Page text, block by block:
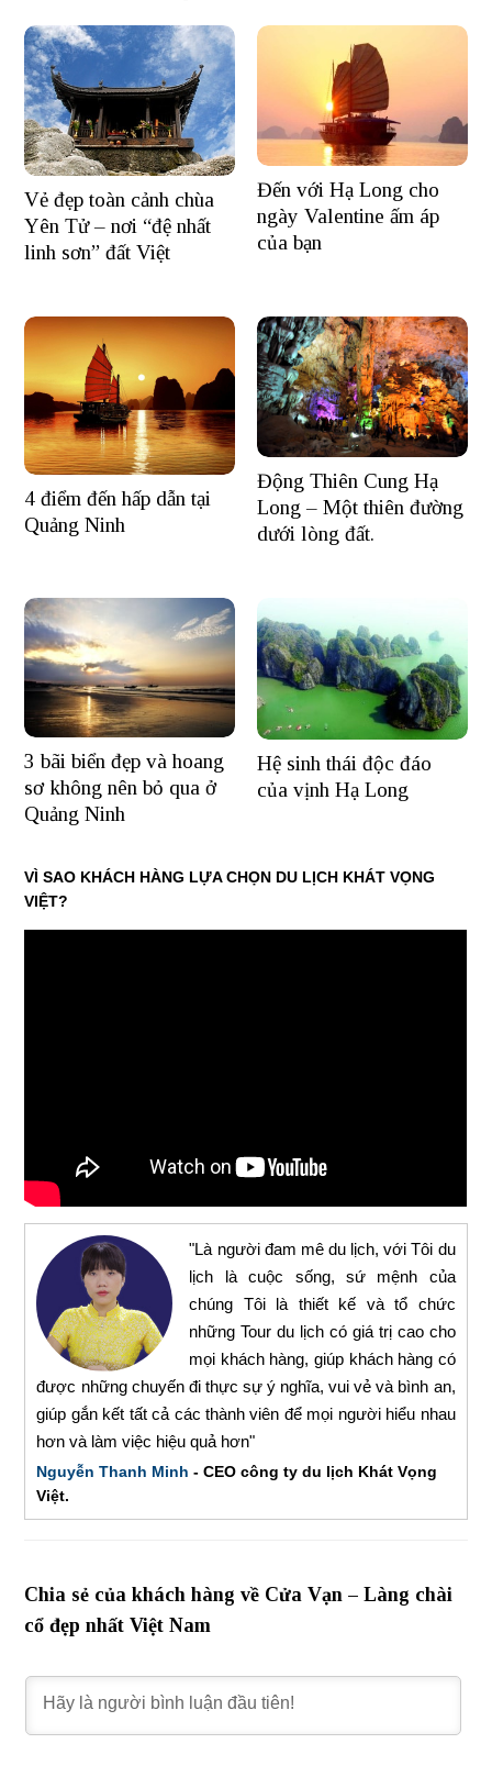
Vẻ đẹp toàn cảnh chùa
Yên Tử – nơi “đệ nhất
linh sơn” đất Việt
Đến với Hạ Long cho
ngày Valentine ấm áp
của bạn
4 điểm đến hấp dẫn tại
Quảng Ninh
Động Thiên Cung Hạ
Long – Một thiên đường
dưới lòng đất.
3 bãi biển đẹp và hoang
sơ không nên bỏ qua ở
Quảng Ninh
Hệ sinh thái độc đáo
của vịnh Hạ Long
VÌ SAO KHÁCH HÀNG LỰA CHỌN DU LỊCH KHÁT VỌNG
VIỆT?
"Là người đam mê du lịch, với Tôi du
lịch là cuộc sống, sứ mệnh của
chúng Tôi là thiết kế và tổ chức
những Tour du lịch có giá trị cao cho
mọi khách hàng, giúp khách hàng có
được những chuyến đi thực sự ý nghĩa, vui vẻ và bình an,
giúp gắn kết tất cả các thành viên để mọi người hiểu nhau
hơn và làm việc hiệu quả hơn"
Nguyễn Thanh Minh - CEO công ty du lịch Khát Vọng
Việt.
Chia sẻ của khách hàng về Cửa Vạn – Làng chài
cổ đẹp nhất Việt Nam